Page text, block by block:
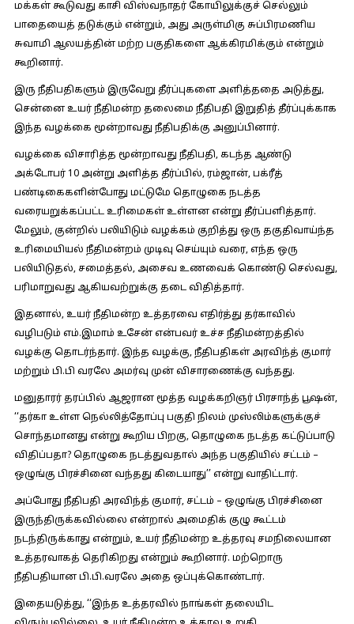
மக்கள் கூடுவது காசி விஸ்வநாதர் கோயிலுக்குச் செல்லும்
பாதையைத் தடுக்கும் என்றும், அது அருள்மிகு சுப்பிரமணிய
சுவாமி ஆலயத்தின் மற்ற பகுதிகளை ஆக்கிரமிக்கும் என்றும்
கூறினார்.
இரு நீதிபதிகளும் இருவேறு தீர்ப்புகளை அளித்ததை அடுத்து,
சென்னை உயர் நீதிமன்ற தலைமை நீதிபதி இறுதித் தீர்ப்புக்காக
இந்த வழக்கை மூன்றாவது நீதிபதிக்கு அனுப்பினார்.
வழக்கை விசாரித்த மூன்றாவது நீதிபதி, கடந்த ஆண்டு
அக்டோபர் 10 அன்று அளித்த தீர்ப்பில், ரம்ஜான், பக்ரீத்
பண்டிகைகளின்போது மட்டுமே தொழுகை நடத்த
வரையறுக்கப்பட்ட உரிமைகள் உள்ளன என்று தீர்ப்பளித்தார்.
மேலும், குன்றில் பலியிடும் வழக்கம் குறித்து ஒரு தகுதிவாய்ந்த
உரிமையியல் நீதிமன்றம் முடிவு செய்யும் வரை, எந்த ஒரு
பலியிடுதல், சமைத்தல், அசைவ உணவைக் கொண்டு செல்வது,
பரிமாறுவது ஆகியவற்றுக்கு தடை விதித்தார்.
இதனால், உயர் நீதிமன்ற உத்தரவை எதிர்த்து தர்காவில்
வழிபடும் எம்.இமாம் உசேன் என்பவர் உச்ச நீதிமன்றத்தில்
வழக்கு தொடர்ந்தார். இந்த வழக்கு, நீதிபதிகள் அரவிந்த் குமார்
மற்றும் பி.பி வரலே அமர்வு முன் விசாரணைக்கு வந்தது.
மனுதாரர் தரப்பில் ஆஜரான மூத்த வழக்கறிஞர் பிரசாந்த் பூஷன்,
‘‘தர்கா உள்ள நெல்லித்தோப்பு பகுதி நிலம் முஸ்லிம்களுக்குச்
சொந்தமானது என்று கூறிய பிறகு, தொழுகை நடத்த கட்டுப்பாடு
விதிப்பதா? தொழுகை நடத்துவதால் அந்த பகுதியில் சட்டம் –
ஒழுங்கு பிரச்சினை வந்தது கிடையாது’’ என்று வாதிட்டார்.
அப்போது நீதிபதி அரவிந்த் குமார், சட்டம் – ஒழுங்கு பிரச்சினை
இருந்திருக்கவில்லை என்றால் அமைதிக் குழு கூட்டம்
நடந்திருக்காது என்றும், உயர் நீதிமன்ற உத்தரவு சமநிலையான
உத்தரவாகத் தெரிகிறது என்றும் கூறினார். மற்றொரு
நீதிபதியான பி.பி.வரலே அதை ஒப்புக்கொண்டார்.
இதையடுத்து, ‘‘இந்த உத்தரவில் நாங்கள் தலையிட